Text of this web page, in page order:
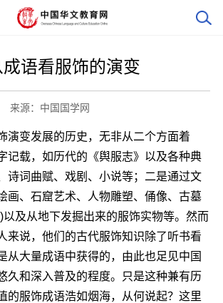
成语看服饰的演变
来源：中国国学网
变发展的历史，无非从二个方面着
记载，如历代的《舆服志》以及各种典
诗词曲赋、戏剧、小说等；二是通过文
画、石窟艺术、人物雕塑、俑像、古墓
及从地下发掘出来的服饰实物等。然而
来说，他们的古代服饰知识除了听书看
从大量成语中获得的，由此也足见中国
久和深入普及的程度。只是这种兼有历
的服饰成语浩如烟海，从何说起？这里